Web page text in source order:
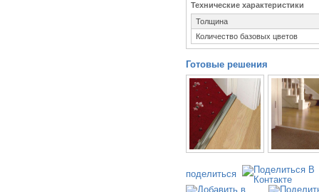
Технические характеристики
Толщина
Количество базовых цветов
Готовые решения
поделиться